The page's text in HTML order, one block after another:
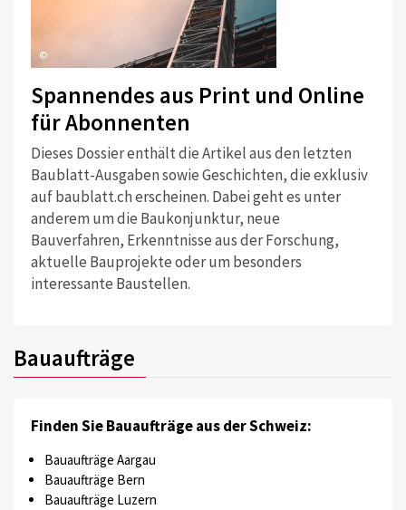
©
Spannendes aus Print und Online
für Abonnenten
Dieses Dossier enthält die Artikel aus den letzten
Baublatt-Ausgaben sowie Geschichten, die exklusiv
auf baublatt.ch erscheinen. Dabei geht es unter
anderem um die Baukonjunktur, neue
Bauverfahren, Erkenntnisse aus der Forschung,
aktuelle Bauprojekte oder um besonders
interessante Baustellen.
Bauaufträge
Finden Sie Bauaufträge aus der Schweiz:
Bauaufträge Aargau
Bauaufträge Bern
Bauaufträge Luzern